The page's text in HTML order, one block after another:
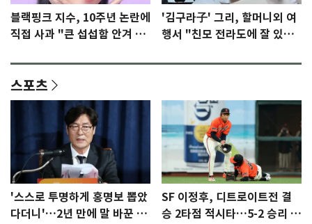
블랙핑크 지수, 10주년 논란에
직접 사과 "큰 섭섭함 안겨 미
'김구라子' 그리, 할머니외 여
행서 "친모 전라도에 잘 있
스포츠
'스스로 투명하게 홍명보 뽑았
다더니'…2년 만에 말 바꾼 이
SF 이정후, 디트로이트전 결
승 2타점 적시타…5-2 승리 견